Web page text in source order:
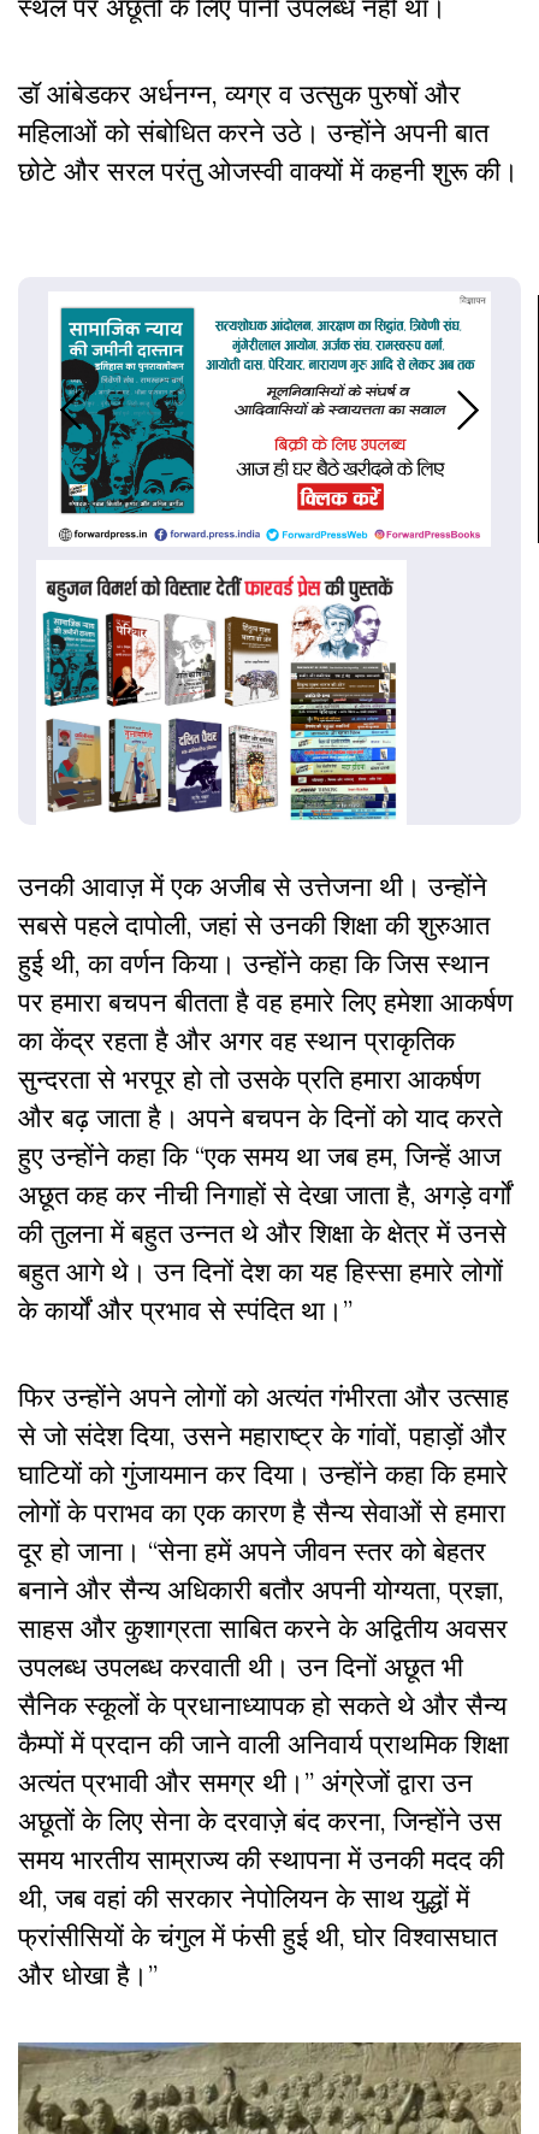
स्थल पर अछूतों के लिए पानी उपलब्ध नहीं था।
डॉ आंबेडकर अर्धनग्न, व्यग्र व उत्सुक पुरुषों और
महिलाओं को संबोधित करने उठे। उन्होंने अपनी बात
छोटे और सरल परंतु ओजस्वी वाक्यों में कहनी शुरू की।
उनकी आवाज़ में एक अजीब से उत्तेजना थी। उन्होंने
सबसे पहले दापोली, जहां से उनकी शिक्षा की शुरुआत
हुई थी, का वर्णन किया। उन्होंने कहा कि जिस स्थान
पर हमारा बचपन बीतता है वह हमारे लिए हमेशा आकर्षण
का केंद्र रहता है और अगर वह स्थान प्राकृतिक
सुन्दरता से भरपूर हो तो उसके प्रति हमारा आकर्षण
और बढ़ जाता है। अपने बचपन के दिनों को याद करते
हुए उन्होंने कहा कि “एक समय था जब हम, जिन्हें आज
अछूत कह कर नीची निगाहों से देखा जाता है, अगड़े वर्गों
की तुलना में बहुत उन्नत थे और शिक्षा के क्षेत्र में उनसे
बहुत आगे थे। उन दिनों देश का यह हिस्सा हमारे लोगों
के कार्यों और प्रभाव से स्पंदित था।”
फिर उन्होंने अपने लोगों को अत्यंत गंभीरता और उत्साह
से जो संदेश दिया, उसने महाराष्ट्र के गांवों, पहाड़ों और
घाटियों को गुंजायमान कर दिया। उन्होंने कहा कि हमारे
लोगों के पराभव का एक कारण है सैन्य सेवाओं से हमारा
दूर हो जाना। “सेना हमें अपने जीवन स्तर को बेहतर
बनाने और सैन्य अधिकारी बतौर अपनी योग्यता, प्रज्ञा,
साहस और कुशाग्रता साबित करने के अद्वितीय अवसर
उपलब्ध उपलब्ध करवाती थी। उन दिनों अछूत भी
सैनिक स्कूलों के प्रधानाध्यापक हो सकते थे और सैन्य
कैम्पों में प्रदान की जाने वाली अनिवार्य प्राथमिक शिक्षा
अत्यंत प्रभावी और समग्र थी।” अंग्रेजों द्वारा उन
अछूतों के लिए सेना के दरवाज़े बंद करना, जिन्होंने उस
समय भारतीय साम्राज्य की स्थापना में उनकी मदद की
थी, जब वहां की सरकार नेपोलियन के साथ युद्धों में
फ्रांसीसियों के चंगुल में फंसी हुई थी, घोर विश्वासघात
और धोखा है।”